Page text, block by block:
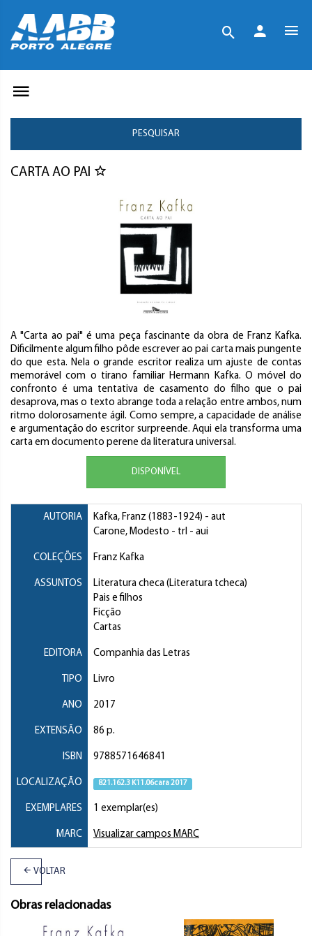
PESQUISAR
CARTA AO PAI
A "Carta ao pai" é uma peça fascinante da obra de Franz Kafka.
Dificilmente algum filho pôde escrever ao pai carta mais pungente
do que esta. Nela o grande escritor realiza um ajuste de contas
memorável com o tirano familiar Hermann Kafka. O móvel do
confronto é uma tentativa de casamento do filho que o pai
desaprova, mas o texto abrange toda a relação entre ambos, num
ritmo dolorosamente ágil. Como sempre, a capacidade de análise
e argumentação do escritor surpreende. Aqui ela transforma uma
carta em documento perene da literatura universal.
DISPONÍVEL
AUTORIA Kafka, Franz (1883-1924) - aut
Carone, Modesto - trl - aui
COLEÇÕES Franz Kafka
ASSUNTOS
Literatura checa (Literatura tcheca)
Pais e filhos
Ficção
Cartas
EDITORA Companhia das Letras
TIPO Livro
ANO 2017
EXTENSÃO 86 p.
ISBN 9788571646841
LOCALIZAÇÃO 821.162.3 K11.06cara 2017
EXEMPLARES 1 exemplar(es)
MARC Visualizar campos MARC
VOLTAR
Obras relacionadas